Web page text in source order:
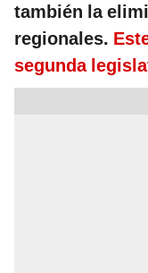
también la
regionales.
segunda